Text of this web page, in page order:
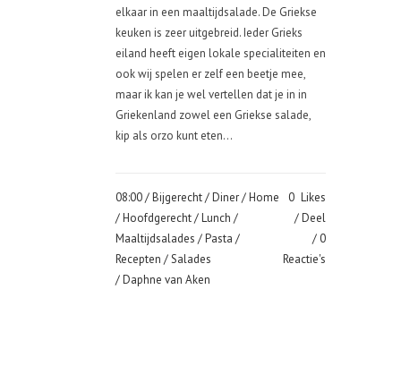
elkaar in een maaltijdsalade. De Griekse
keuken is zeer uitgebreid. Ieder Grieks
eiland heeft eigen lokale specialiteiten en
ook wij spelen er zelf een beetje mee,
maar ik kan je wel vertellen dat je in in
Griekenland zowel een Griekse salade,
kip als orzo kunt eten...
08:00 /Bijgerecht/Diner/Home
/Hoofdgerecht/Lunch /
Maaltijdsalades /Pasta /
Recepten /Salades
/ Daphne van Aken
0 Likes
Deel
0
Reactie's